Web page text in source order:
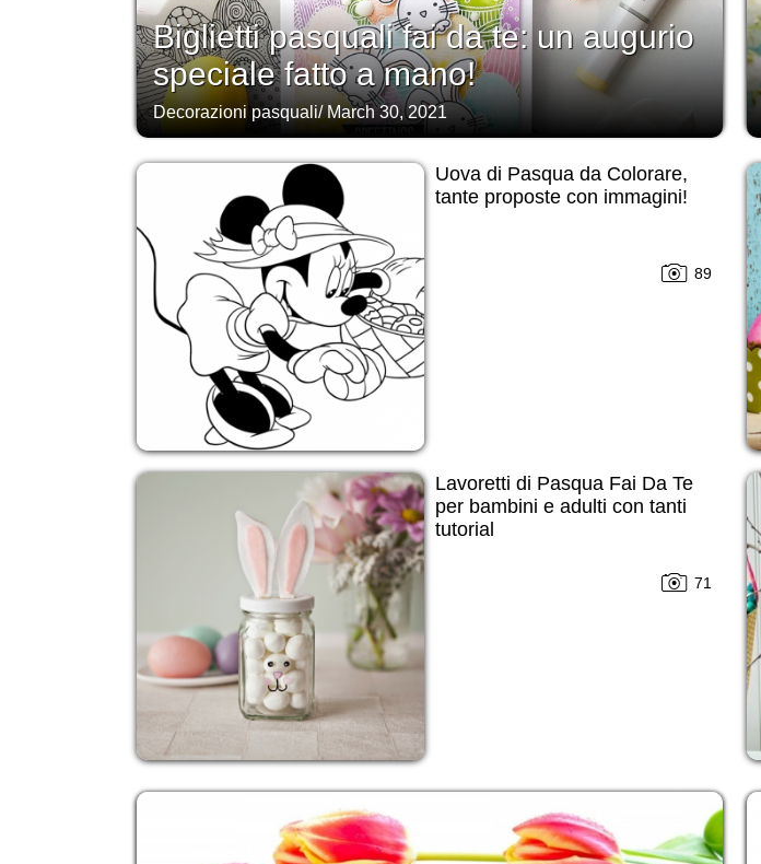
Biglietti pasquali fai da te: un augurio
speciale fatto a mano!
Decorazioni pasquali/ March 30, 2021
Uova di Pasqua da Colorare,
tante proposte con immagini!
89
Lavoretti di Pasqua Fai Da Te
per bambini e adulti con tanti
tutorial
71